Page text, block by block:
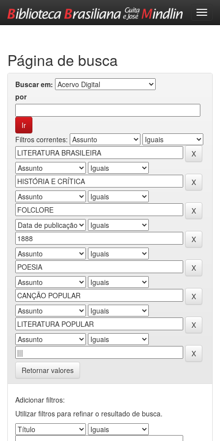
Página de busca
Buscar em:
por
Filtros correntes:
Retornar valores
Adicionar filtros:
Utilizar filtros para refinar o resultado de busca.